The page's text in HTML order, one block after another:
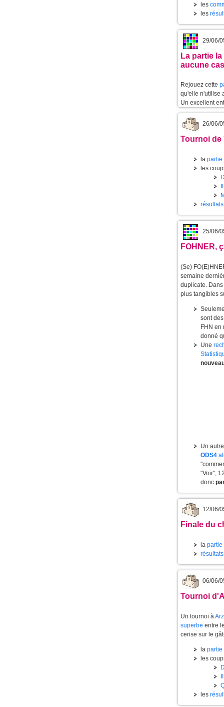
les
les
29/06/
La partie
aucune
Rejouez cette
qu'elle n'utilise
Un excellent
26/06/
Tournoi de
la partie
les
25/06/
FOHNER,
(Se)
semaine
duplicate.
plus tangibles
sont
FHN en
donné
Une
Un
ODS4
"Voir";
donc
12/06/
Finale du
la partie
06/06/
Tournoi
Un tournoi à
superbe entre
cerise sur le
la partie
les
les